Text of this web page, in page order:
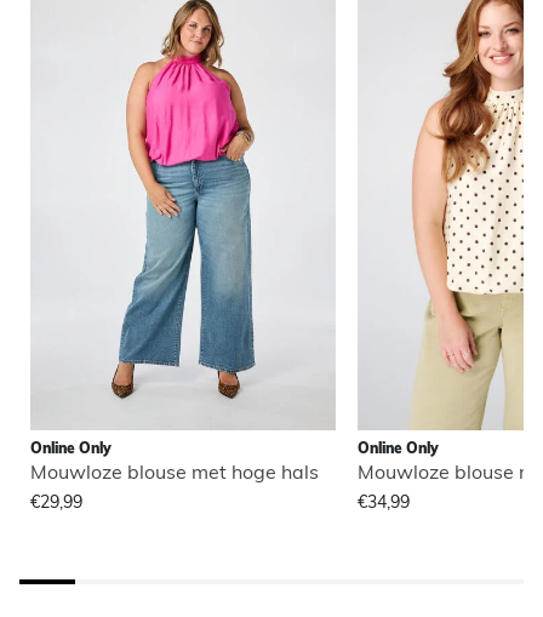
Online Only
Mouwloze blouse met hoge hals
€29,99
Online Only
Mouwloze blouse
€34,99